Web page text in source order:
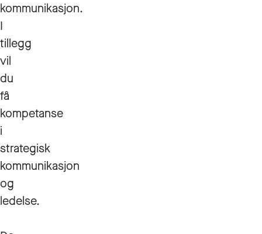
kommunikasjon.
I
tillegg
vil
du
få
kompetanse
i
strategisk
kommunikasjon
og
ledelse.